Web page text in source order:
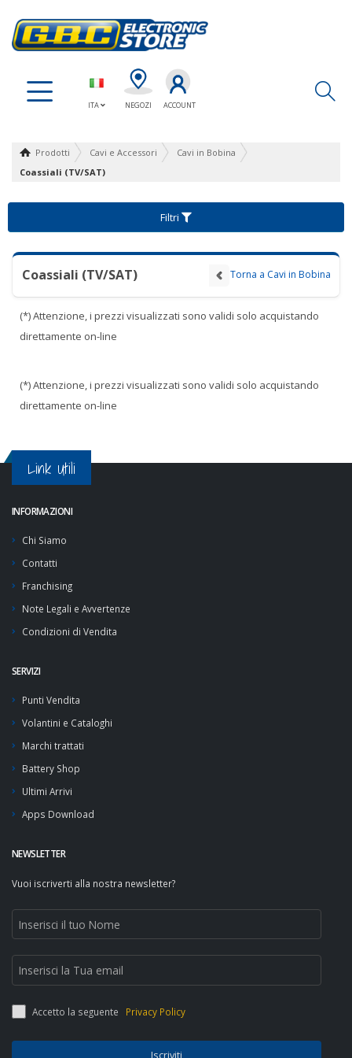
ITA NEGOZI ACCOUNT
Prodotti Cavi e Accessori
Cavi in Bobina
Coassiali (TV/SAT)
Filtri
Coassiali (TV/SAT) Torna a Cavi in Bobina
(*) Attenzione, i prezzi visualizzati sono validi solo acquistando
direttamente on-line
(*) Attenzione, i prezzi visualizzati sono validi solo acquistando
direttamente on-line
Link Utili
INFORMAZIONI
Chi Siamo
Contatti
Franchising
Note Legali e Avvertenze
Condizioni di Vendita
SERVIZI
Punti Vendita
Volantini e Cataloghi
Marchi trattati
Battery Shop
Ultimi Arrivi
Apps Download
NEWSLETTER
Vuoi iscriverti alla nostra newsletter?
Accetto la seguente Privacy Policy
Iscriviti